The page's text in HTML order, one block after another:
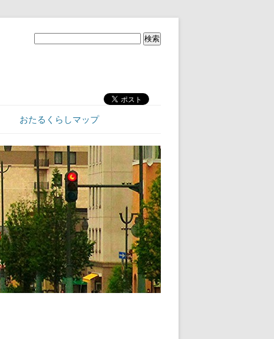
おたるくらしマップ